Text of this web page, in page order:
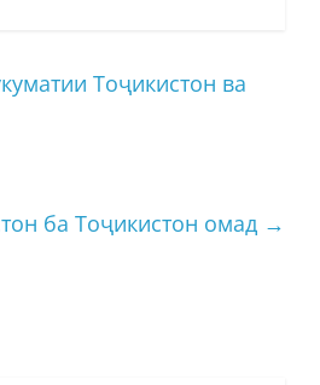
Тоҷикистон ва
ба Тоҷикистон омад →